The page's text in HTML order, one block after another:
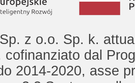
z o.o. Sp. k.
cofinanziato dal
2014-2020, asse